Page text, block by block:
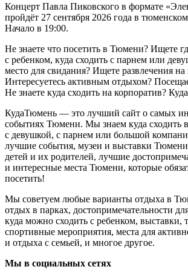
Концерт Павла Пиковского в формате
пройдёт 27 сентября 2026 года в
Начало в 19:00.
Не знаете что посетить в Тюмени? Ищете
с ребенком, куда сходить с парнем или
место для свидания? Ищете развлечения
Интересуетесь активным отдыхом?
Не знаете куда сходить на корпоратив?
КудаТюмень — это лучший сайт о самых
событиях Тюмени. Мы знаем куда сходить
с девушкой, с парнем или большой
лучшие события, музеи и выставки
детей и их родителей, лучшие
и интересные места Тюмени, которые
посетить!
Мы советуем любые варианты отдыха в
отдых в парках, достопримечательности
куда можно сходить с ребенком, выставки,
спортивные мероприятия, места для
и отдыха с семьей, и многое другое.
Мы в социальных сетях